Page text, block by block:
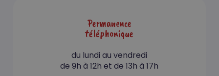
Permanence
téléphonique
du lundi au vendredi
de 9h à 12h et de 13h à 17h